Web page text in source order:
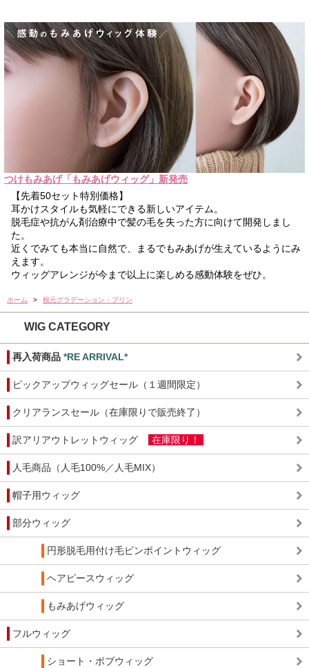
つけもみあげ「もみあげウィッグ」新発売
【先着50セット特別価格】
耳かけスタイルも気軽にできる新しいアイテム。
脱毛症や抗がん剤治療中で髪の毛を失った方に向けて開発しまし
た。
近くでみても本当に自然で、まるでもみあげが生えているようにみ
えます。
ウィッグアレンジが今まで以上に楽しめる感動体験をぜひ。
ホーム > 根元グラデーション・プリン
WIG CATEGORY
再入荷商品 *RE ARRIVAL*
ピックアップウィッグセール（１週間限定）
クリアランスセール（在庫限りで販売終了）
訳アリアウトレットウィッグ 在庫限り！
人毛商品（人毛100%／人毛MIX）
帽子用ウィッグ
部分ウィッグ
円形脱毛用付け毛ピンポイントウィッグ
ヘアピースウィッグ
もみあげウィッグ
フルウィッグ
ショート・ボブウィッグ